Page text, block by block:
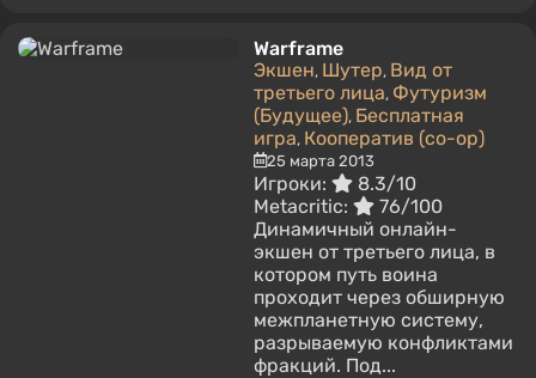
Warframe
Экшен, Шутер, Вид от
третьего лица, Футуризм
(Будущее), Бесплатная
игра, Кооператив (co-op)
25 марта 2013
Игроки:
8.3/10
Metacritic:
76/100
Динамичный онлайн-
экшен от третьего лица, в
котором путь воина
проходит через обширную
межпланетную систему,
разрываемую конфликтами
фракций. Под...